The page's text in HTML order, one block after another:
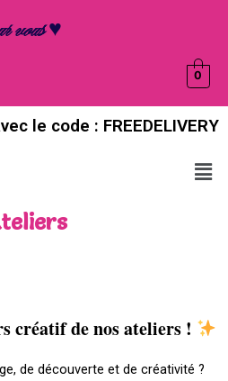
vous ♥
0
le code : FREEDELIVERY
créatif de nos ateliers !
de découverte et de créativité ?